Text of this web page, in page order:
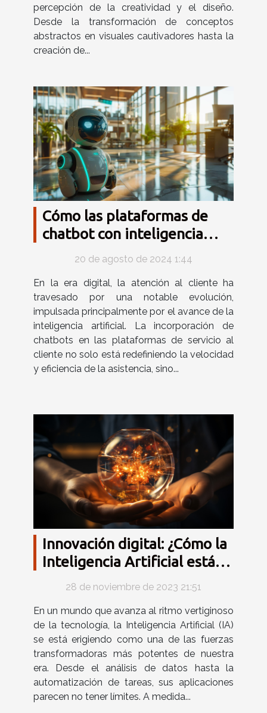
percepción de la creatividad y el diseño.
Desde la transformación de conceptos
abstractos en visuales cautivadores hasta la
creación de...
Cómo las plataformas de
chatbot con inteligencia
artificial pueden
transformar el servicio al
cliente
20 de agosto de 2024 1:44
En la era digital, la atención al cliente ha
travesado por una notable evolución,
impulsada principalmente por el avance de la
inteligencia artificial. La incorporación de
chatbots en las plataformas de servicio al
cliente no solo está redefiniendo la velocidad
y eficiencia de la asistencia, sino...
Innovación digital: ¿Cómo la
Inteligencia Artificial está
cambiando el mundo?
28 de noviembre de 2023 21:51
En un mundo que avanza al ritmo vertiginoso
de la tecnología, la Inteligencia Artificial (IA)
se está erigiendo como una de las fuerzas
transformadoras más potentes de nuestra
era. Desde el análisis de datos hasta la
automatización de tareas, sus aplicaciones
parecen no tener límites. A medida...